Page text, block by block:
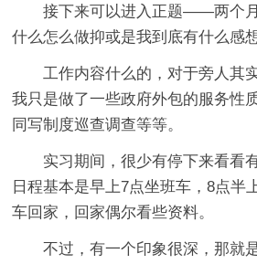
接下来可以进入正题——两个
什么怎么做抑或是我到底有什么感
工作内容什么的，对于旁人其
我只是做了一些政府外包的服务性
同写制度巡查调查等等。
实习期间，很少有停下来看看
日程基本是早上7点坐班车，8点半
车回家，回家偶尔看些资料。
不过，有一个印象很深，那就